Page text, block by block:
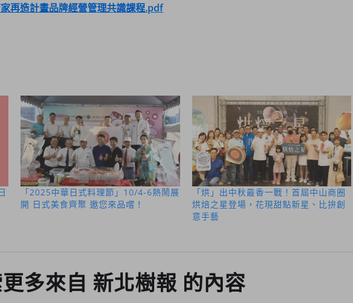
再造計畫品牌經營管理共識課程.pdf
「2025中華日式料理節」10/4-6熱鬧展
開 日式美食齊聚 邀您來品嚐！
「烘」出中秋最香一戰！首屆中山商圈
烘焙之星登場，花現甜點新星、比拚創
意手藝
多來自 新北樹報 的內容